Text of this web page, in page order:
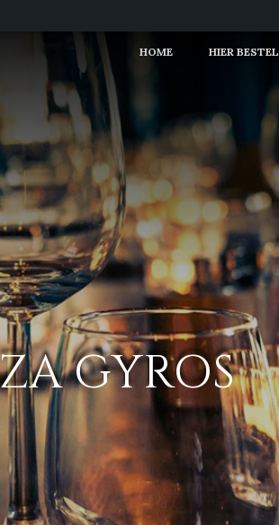
HOME HIER
GYROS